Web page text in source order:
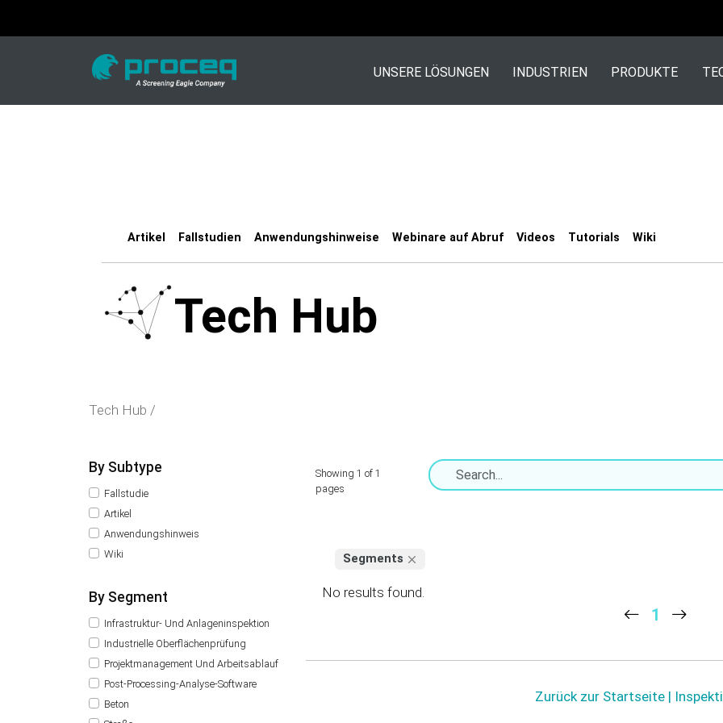
UNSERE LÖSUNGEN INDUSTRIEN PRODUKTE
Artikel Fallstudien Anwendungshinweise Webinare auf Abruf Videos Tutorials Wiki
Tech Hub
Tech Hub /
By Subtype
Fallstudie
Artikel
Anwendungshinweis
Wiki
By Segment
Infrastruktur- Und Anlageninspektion
Industrielle Oberflächenprüfung
Projektmanagement Und Arbeitsablauf
Post-Processing-Analyse-Software
Beton
Showing 1 of 1
pages
Segments
No results found.
1
Zurück zur Startseite |